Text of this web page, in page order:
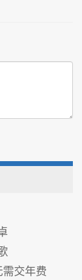
交年费